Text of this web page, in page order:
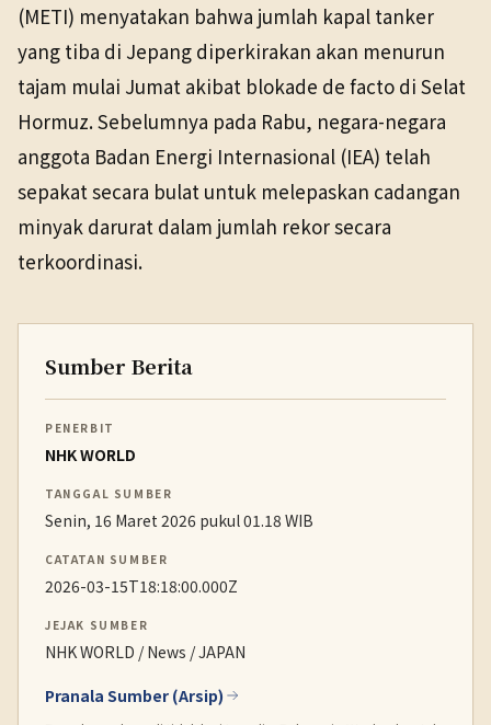
(METI) menyatakan bahwa jumlah kapal tanker
yang tiba di Jepang diperkirakan akan menurun
tajam mulai Jumat akibat blokade de facto di Selat
Hormuz. Sebelumnya pada Rabu, negara-negara
anggota Badan Energi Internasional (IEA) telah
sepakat secara bulat untuk melepaskan cadangan
minyak darurat dalam jumlah rekor secara
terkoordinasi.
Sumber Berita
PENERBIT
NHK WORLD
TANGGAL SUMBER
Senin, 16 Maret 2026 pukul 01.18 WIB
CATATAN SUMBER
2026-03-15T18:18:00.000Z
JEJAK SUMBER
NHK WORLD / News / JAPAN
Pranala Sumber (Arsip)